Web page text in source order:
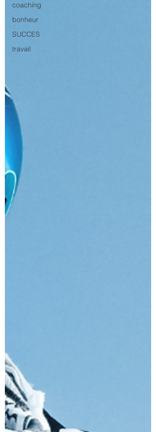
coaching
bonheur
SUCCES
travail